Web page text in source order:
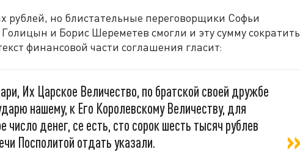
рублей, но блистательные переговорщики Софьи
и Борис Шереметев смогли и эту сумму сократить
финансовой части соглашения гласит:
Их Царское Величество, по братской своей дружбе
нашему, к Его Королевскому Величеству, для
число денег, се есть, сто сорок шесть тысяч рублев
Посполитой отдать указали.